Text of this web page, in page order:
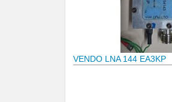
VENDO LNA 144 EA3KP